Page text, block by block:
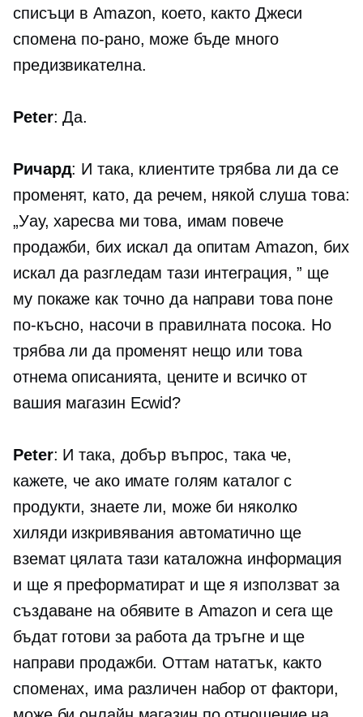
списъци в Amazon, което, както Джеси
спомена по-рано, може бъде много
предизвикателна.
Peter: Да.
Ричард: И така, клиентите трябва ли да се
променят, като, да речем, някой слуша това:
„Уау, харесва ми това, имам повече
продажби, бих искал да опитам Amazon, бих
искал да разгледам тази интеграция, ” ще
му покаже как точно да направи това поне
по-късно, насочи в правилната посока. Но
трябва ли да променят нещо или това
отнема описанията, цените и всичко от
вашия магазин Ecwid?
Peter: И така, добър въпрос, така че,
кажете, че ако имате голям каталог с
продукти, знаете ли, може би няколко
хиляди изкривявания автоматично ще
вземат цялата тази каталожна информация
и ще я преформатират и ще я използват за
създаване на обявите в Amazon и сега ще
бъдат готови за работа да тръгне и ще
направи продажби. Оттам нататък, както
споменах, има различен набор от фактори,